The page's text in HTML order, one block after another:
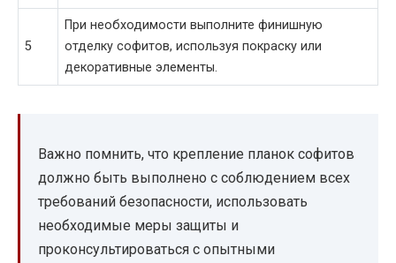
5
При необходимости выполните финишную
отделку софитов, используя покраску или
декоративные элементы.
Важно помнить, что крепление планок софитов
должно быть выполнено с соблюдением всех
требований безопасности, использовать
необходимые меры защиты и
проконсультироваться с опытными